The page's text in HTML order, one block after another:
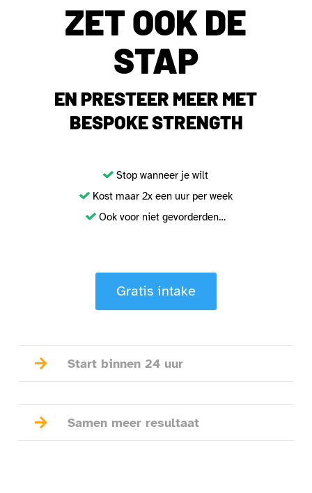
ZET OOK DE
STAP
EN PRESTEER MEER MET
BESPOKE STRENGTH
Stop wanneer je wilt
Kost maar 2x een uur per week
Ook voor niet gevorderden…
Gratis intake
 Start binnen 24 uur
 Samen meer resultaat